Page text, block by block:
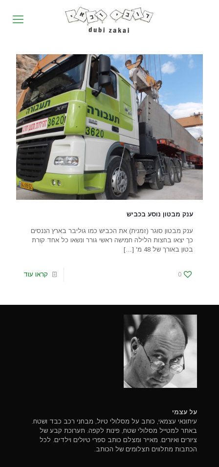
ענק מבטון נוסע בכביש
ענק מבטון סוגר (זמנית) את הכביש כמו גוליבר בארץ הננסים
כך יצאו בחצות הלילה חמישה ראשי גורר ונשאו כל אחד קורת
בטון באורך של 48 מ'
[…]
0 קראו עוד
על עצמי
עיתונאי עצמאי, כותב על מסלולי טיול, מבחני רכב כבד ושטח.
באתר למטייל מסלולי שטח, פינות לקפה. תערוכת קבע של
ציורים ואיורים. מאייר ומצלם כותב ספרי טיולים וילדים. לכל
הכתבות מתלווים תצלומים של הכותב.